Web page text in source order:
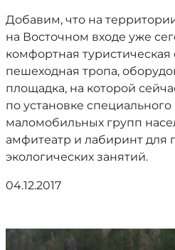
Добавим, что на
на Восточном входе уже
комфортная
пешеходная тропа,
площадка, на которой
по установке специального
маломобильных групп
амфитеатр и лабиринт для
экологических занятий.
04.12.2017